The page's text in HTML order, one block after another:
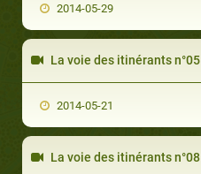
2014-05-29
La voie des itinérants n°05
2014-05-21
La voie des itinérants n°08